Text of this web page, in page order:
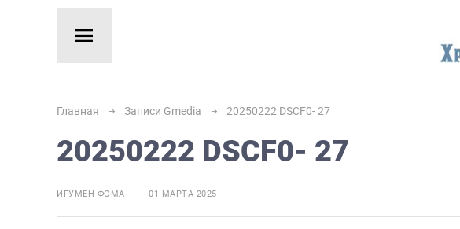
Главная Записи Gmedia 20250222 DSCF0- 27
20250222 DSCF0- 27
ИГУМЕН ФОМА — 01 МАРТА 2025